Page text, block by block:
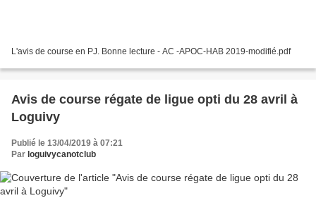
L'avis de course en PJ. Bonne lecture - AC -APOC-HAB 2019-modifié.pdf
Avis de course régate de ligue opti du 28 avril à
Loguivy
Publié le 13/04/2019 à 07:21
Par loguivycanotclub